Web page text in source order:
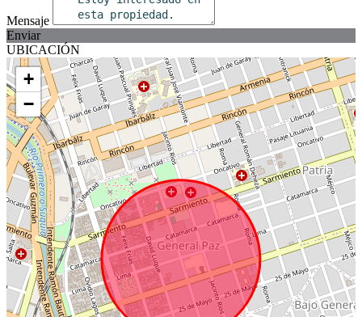
Mensaje
Enviar
UBICACIÓN
+
−